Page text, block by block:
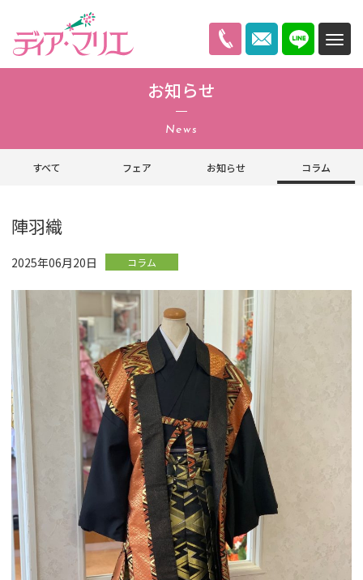
ディアマリエ
お知らせ
News
すべて フェア お知らせ コラム
陣羽織
2025年06月20日 コラム